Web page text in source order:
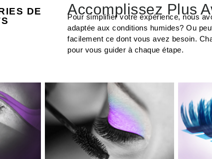
DE
Accomplissez Plus
Pour simplifier votre expérience, nous
adaptée aux conditions humides? Ou
facilement ce dont vous avez besoin.
pour vous guider à chaque étape.